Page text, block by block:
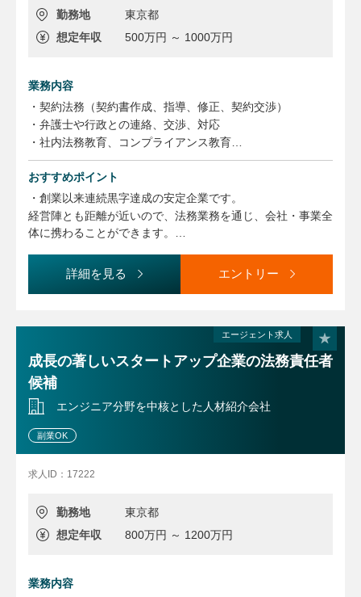
勤務地
東京都
想定年収
500万円 ～ 1000万円
業務内容
・契約法務（契約書作成、指導、修正、契約交渉）
・弁護士や行政との連絡、交渉、対応
・社内法務教育、コンプライアンス教育
・企業リスク審査、管理（信用リスク調査、稟議書および上
申書チェック）
・コーポレートガバナンス関連業務（社内規程策定・改訂を
含む）
・サステナビリティ関連取り組み推進
・その他総務業務
おすすめポイント
・創業以来連続黒字達成の安定企業です。
経営陣とも距離が近いので、法務業務を通じ、会社・事業全
体に携わることができます。
等、会社の成長とともに様々な制度を導入しております。
詳細を見る エントリー
エージェント求人
成長の著しいスタートアップ企業の法務責任者
候補
エンジニア分野を中核とした人材紹介会社
副業OK
求人ID：17222
勤務地
東京都
想定年収
800万円 ～ 1200万円
業務内容